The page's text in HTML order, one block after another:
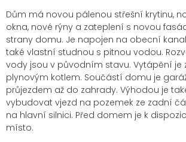
Dům má novou pálenou střešní krytinu,
okna, nové rýny a zateplení s novou
strany domu. Je napojen na obecní
také vlastní studnou s pitnou vodou.
vody jsou v původním stavu. Vytápění je
plynovým kotlem. Součástí domu je
průjezdem až do zahrady. Výhodou je
vybudovat vjezd na pozemek ze zadní
na hlavní silnici. Před domem je k
místo.